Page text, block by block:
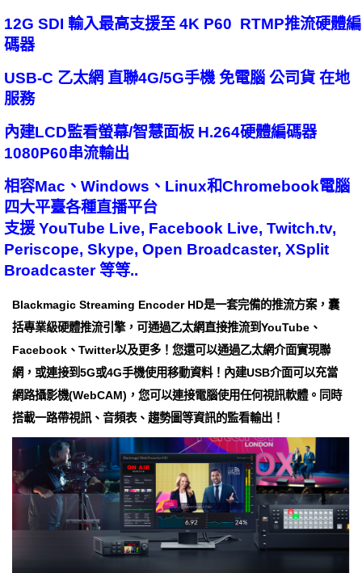
12G SDI 輸入最高支援至 4K P60 RTMP推流硬體編
碼器
USB-C 乙太網 直聯4G/5G手機 免電腦 公司貨 在地
服務
內建LCD監看螢幕/智慧面板 H.264硬體編碼器
1080P60串流輸出
相容Mac、Windows、Linux和Chromebook電腦
四大平臺各種直播平台
支援 YouTube Live, Facebook Live, Twitch.tv,
Periscope, Skype, Open Broadcaster, XSplit
Broadcaster 等等..
Blackmagic Streaming Encoder HD是一套完備的推流方案，囊
括專業級硬體推流引擎，可通過乙太網直接推流到YouTube、
Facebook、Twitter以及更多！您還可以通過乙太網介面實現聯
網，或連接到5G或4G手機使用移動資料！內建USB介面可以充當
網路攝影機(WebCAM)，您可以連接電腦使用任何視訊軟體。同時
搭載一路帶視訊、音頻表、趨勢圖等資訊的監看輸出！